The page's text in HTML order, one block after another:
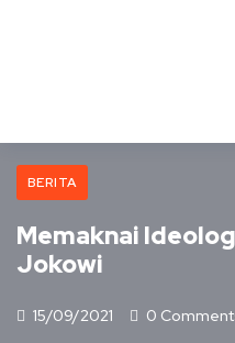
BERITA
Memaknai
Jokowi
15/09/2021 0